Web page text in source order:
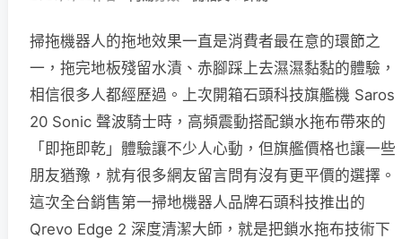
掃拖機器人的拖地效果一直是消費者最在意的環節之
一，拖完地板殘留水漬、赤腳踩上去濕濕黏黏的體驗，
相信很多人都經歷過。上次開箱石頭科技旗艦機 Saros
20 Sonic 聲波騎士時，高頻震動搭配鎖水拖布帶來的
「即拖即乾」體驗讓不少人心動，但旗艦價格也讓一些
朋友猶豫，就有很多網友留言問有沒有更平價的選擇。
這次全台銷售第一掃地機器人品牌石頭科技推出的
Qrevo Edge 2 深度清潔大師，就是把鎖水拖布技術下